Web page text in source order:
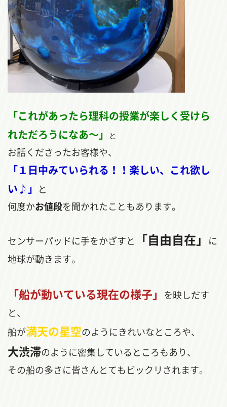
「これがあったら理科の授業が楽しく受けら
れただろうになあ～」
と
お話くださったお客様や、
「１日中みていられる！！楽しい、これ欲し
い♪」 と
何度かお値段を聞かれたこともあります。
センサーパッドに手をかざすと 「自由自在」
に
地球が動きます。
「船が動いている現在の様子」 を映しだす
と、
船が満天の星空のようにきれいなところや、
大渋滞のように密集しているところもあり、
その船の多さに皆さんとてもビックリされます。